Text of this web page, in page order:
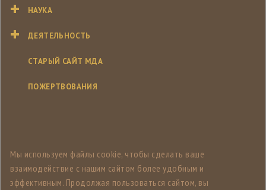
НАУКА
ДЕЯТЕЛЬНОСТЬ
СТАРЫЙ САЙТ МДА
ПОЖЕРТВОВАНИЯ
Мы используем файлы cookie, чтобы сделать ваше
взаимодействие с нашим сайтом более удобным и
эффективным. Продолжая пользоваться сайтом, вы